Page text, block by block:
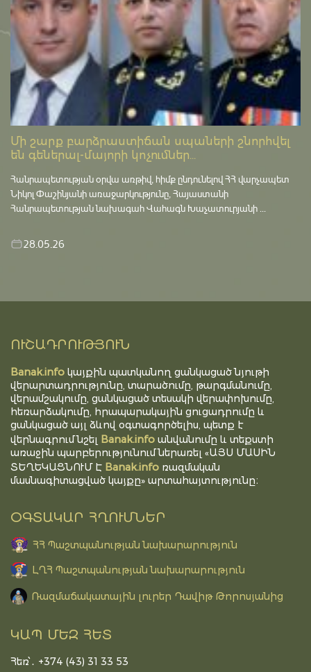
Մի շարք բարձրաստիճան սպաների շնորհվել
են գեներալ-մայորի կոչումներ...
Հանրապետության օրվա առթիվ, հիմք ընդունելով ՀՀ վարչապետ
Նիկոլ Փաշինյանի առաջարկությունը, Հայաստանի
Հանրապետության նախագահ Վահագն Խաչատուրյանի ...
28.05.26
ՈՒՇԱԴՐՈՒԹՅՈՒՆ
Banak.info կայքին պատկանող ցանկացած նյութի
վերարտադրությունը, տարածումը, թարգմանումը,
վերամշակումը, ցանկացած տեսակի վերափոխումը,
հեռարձակումը, հրապարակային ցուցադրումը և
ցանկացած այլ ձևով օգտագործելիս, պետք է
վերնագրում նշել Banak.info անվանումը և տեքստի
առաջին պարբերությունում ներառել «ԱՅՍ ՄԱՍԻՆ
ՏԵՂԵԿԱՑՆՈՒՄ Է Banak.info ռազմական
մասնագիտացված կայքը» արտահայտությունը։
ՕԳՏԱԿԱՐ ՀՂՈՒՄՆԵՐ
ՀՀ Պաշտպանության նախարարություն
ԼՂՀ Պաշտպանության նախարարություն
Ռազմաճակատային լուրեր Դավիթ Թորոսյանից
ԿԱՊ ՄԵԶ ՀԵՏ
Հեռ՝․ +374 (43) 31 33 53